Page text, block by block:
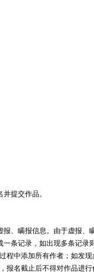
提交作品。
报、瞒报信息。由于虚报
一条记录，如出现多条记
程中添加所有作者；如发
报名截止后不得对作品进